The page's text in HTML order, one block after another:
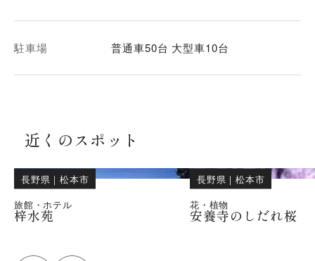
駐車場 普通車50台 大型車10台
近くのスポット
長野県 ｜松本市
旅館・ホテル
梓水苑
長野県 ｜松本市
花・植物
安養寺のしだれ桜